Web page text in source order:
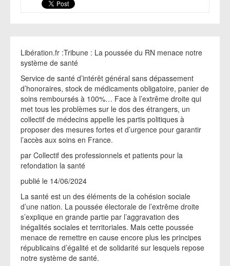
Libération.fr :Tribune : La poussée du RN menace notre
système de santé
Service de santé d’intérêt général sans dépassement
d’honoraires, stock de médicaments obligatoire, panier de
soins remboursés à 100%… Face à l’extrême droite qui
met tous les problèmes sur le dos des étrangers, un
collectif de médecins appelle les partis politiques à
proposer des mesures fortes et d’urgence pour garantir
l’accès aux soins en France.
par Collectif des professionnels et patients pour la
refondation la santé
publié le 14/06/2024
La santé est un des éléments de la cohésion sociale
d’une nation. La poussée électorale de l’extrême droite
s’explique en grande partie par l’aggravation des
inégalités sociales et territoriales. Mais cette poussée
menace de remettre en cause encore plus les principes
républicains d’égalité et de solidarité sur lesquels repose
notre système de santé.